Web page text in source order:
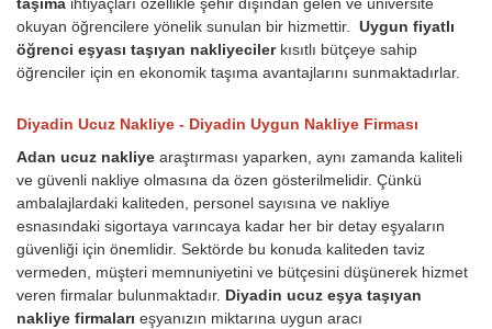
okuyan öğrencilere yönelik sunulan bir hizmettir. Uygun fiyatlı
öğrenci eşyası taşıyan nakliyeciler kısıtlı bütçeye sahip
öğrenciler için en ekonomik taşıma avantajlarını sunmaktadırlar.
Diyadin Ucuz Nakliye - Diyadin Uygun Nakliye Firması
Adan ucuz nakliye araştırması yaparken, aynı zamanda kaliteli
ve güvenli nakliye olmasına da özen gösterilmelidir. Çünkü
ambalajlardaki kaliteden, personel sayısına ve nakliye
esnasındaki sigortaya varıncaya kadar her bir detay eşyaların
güvenliği için önemlidir. Sektörde bu konuda kaliteden taviz
vermeden, müşteri memnuniyetini ve bütçesini düşünerek hizmet
veren firmalar bulunmaktadır. Diyadin ucuz eşya taşıyan
nakliye firmaları eşyanızın miktarına uygun aracı